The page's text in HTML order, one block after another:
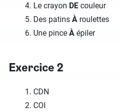
Le crayon DE couleur
Des patins À roulettes
Une pince À épiler
Exercice 2
CDN
COI